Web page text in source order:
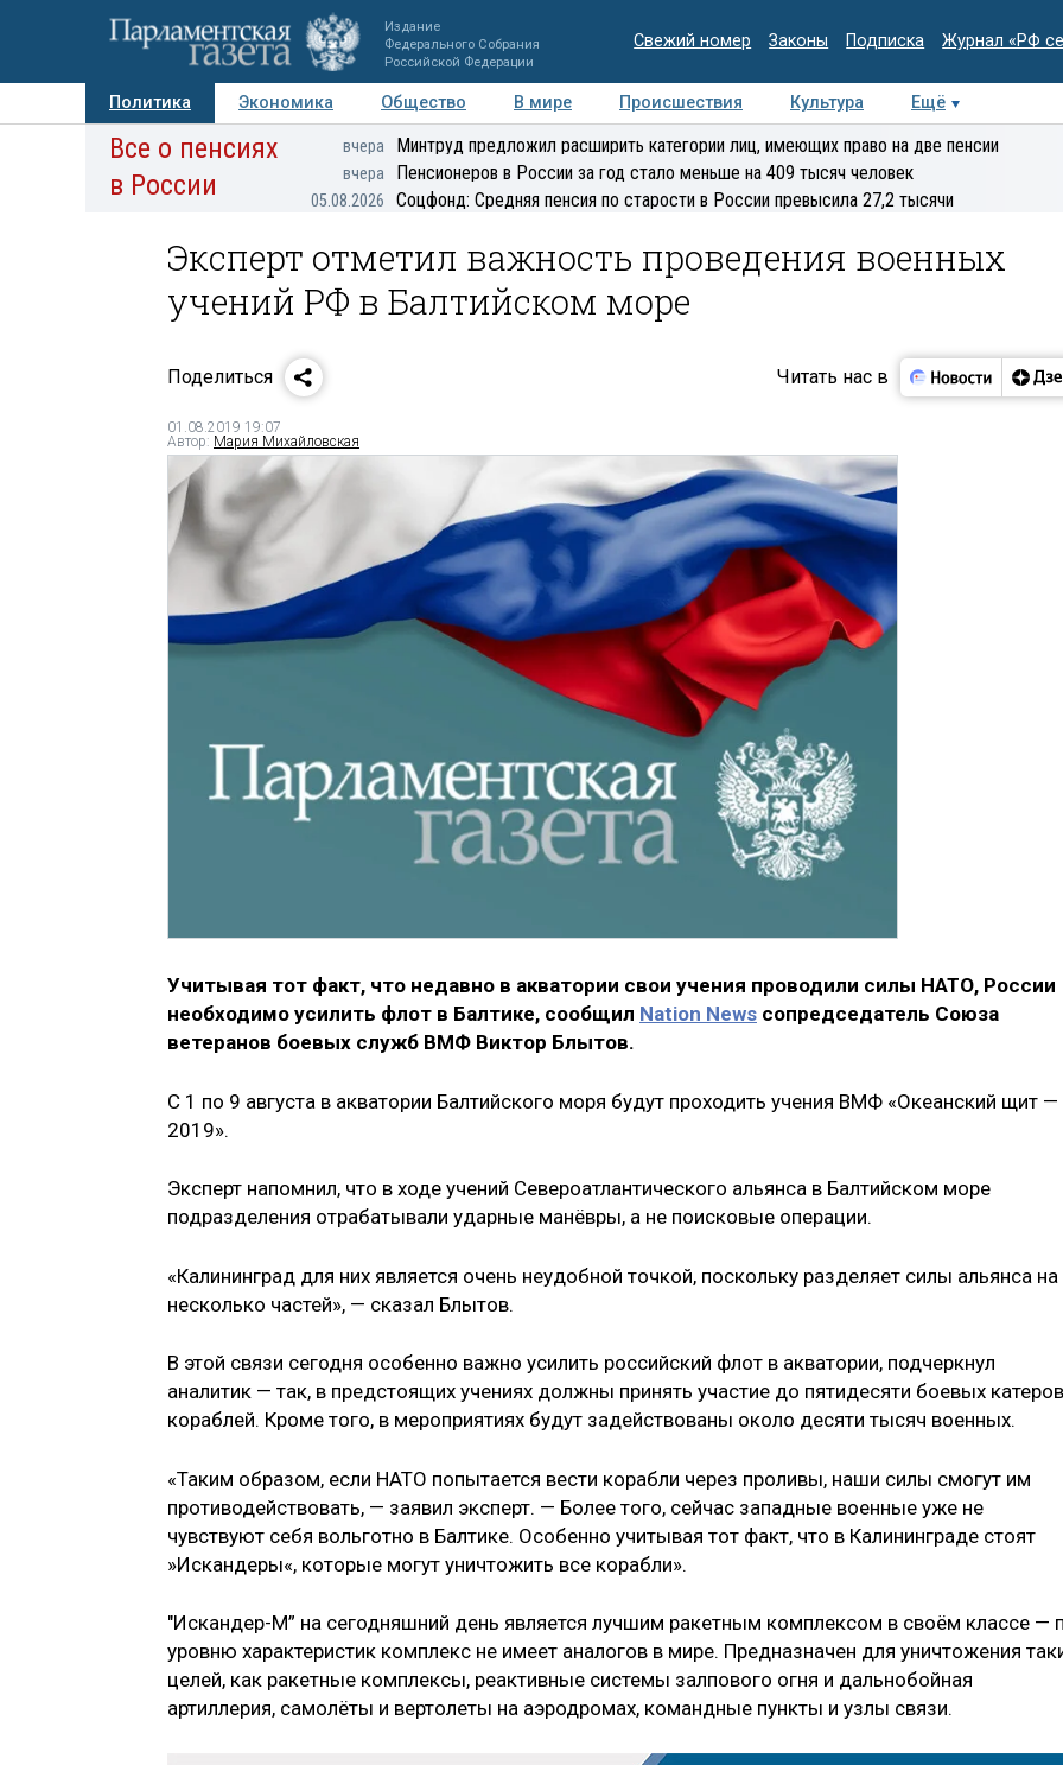
Издание
Федерального Собрания
Российской Федерации
Свежий номер Законы Подписка Журнал «РФ
Политика Экономика Общество В мире Происшествия Культура
Ещё
Авторы Персоны Мнения Регионы Медиацентр Интервью Колумнисты
Все о пенсиях
в России
вчера Минтруд предложил расширить категории лиц, имеющих право на две пенсии
вчера Пенсионеров в России за год стало меньше на 409 тысяч человек
05.08.2026 Соцфонд: Средняя пенсия по старости в России превысила 27,2 тысячи
Эксперт отметил важность проведения военных
учений РФ в Балтийском море
Поделиться Читать нас в
01.08.2019 19:07
Автор: Мария Михайловская
Учитывая тот факт, что недавно в акватории свои учения проводили силы НАТО, России
необходимо усилить флот в Балтике, сообщил Nation News сопредседатель Союза
ветеранов боевых служб ВМФ Виктор Блытов.
С 1 по 9 августа в акватории Балтийского моря будут проходить учения ВМФ «Океанский щит —
2019».
Эксперт напомнил, что в ходе учений Североатлантического альянса в Балтийском море
подразделения отрабатывали ударные манёвры, а не поисковые операции.
«Калининград для них является очень неудобной точкой, поскольку разделяет силы альянса на
несколько частей», — сказал Блытов.
В этой связи сегодня особенно важно усилить российский флот в акватории, подчеркнул
аналитик — так, в предстоящих учениях должны принять участие до пятидесяти боевых
кораблей. Кроме того, в мероприятиях будут задействованы около десяти тысяч военных.
«Таким образом, если НАТО попытается вести корабли через проливы, наши силы смогут им
противодействовать, — заявил эксперт. — Более того, сейчас западные военные уже не
чувствуют себя вольготно в Балтике. Особенно учитывая тот факт, что в Калининграде стоят
»Искандеры«, которые могут уничтожить все корабли».
"Искандер-М” на сегодняшний день является лучшим ракетным комплексом в своём классе —
уровню характеристик комплекс не имеет аналогов в мире. Предназначен для уничтожения
целей, как ракетные комплексы, реактивные системы залпового огня и дальнобойная
артиллерия, самолёты и вертолеты на аэродромах, командные пункты и узлы связи.